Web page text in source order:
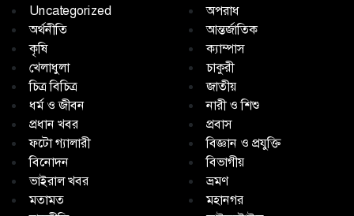
Uncategorized
অপরাধ
অর্থনীতি
আন্তর্জাতিক
কৃষি
ক্যাম্পাস
খেলাধুলা
চাকুরী
চিত্র বিচিত্র
জাতীয়
ধর্ম ও জীবন
নারী ও শিশু
প্রধান খবর
প্রবাস
ফটো গ্যালারী
বিজ্ঞান ও প্রযুক্তি
বিনোদন
বিভাগীয়
ভাইরাল খবর
ভ্রমণ
মতামত
মহানগর